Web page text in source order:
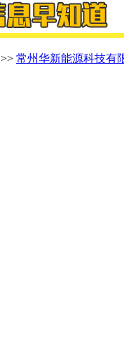
>> 常州华新能源科技有